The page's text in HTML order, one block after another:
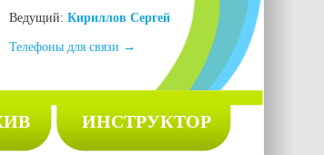
Ведущий: Кириллов Сергей
Телефоны для связи →
ИНСТРУКТОР